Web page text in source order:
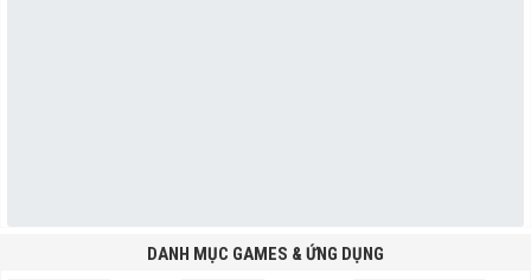
DANH MỤC GAMES & ỨNG DỤNG